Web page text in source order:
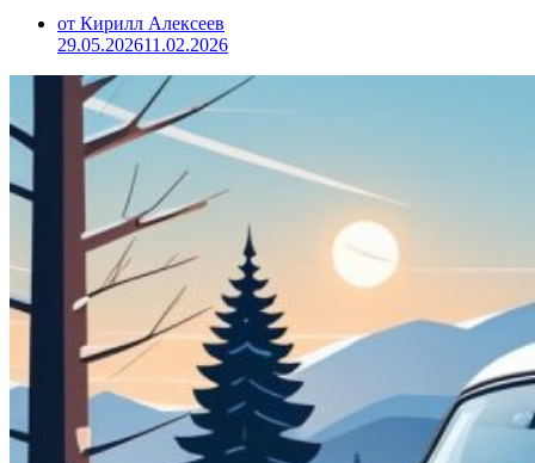
от Кирилл Алексеев
29.05.202611.02.2026